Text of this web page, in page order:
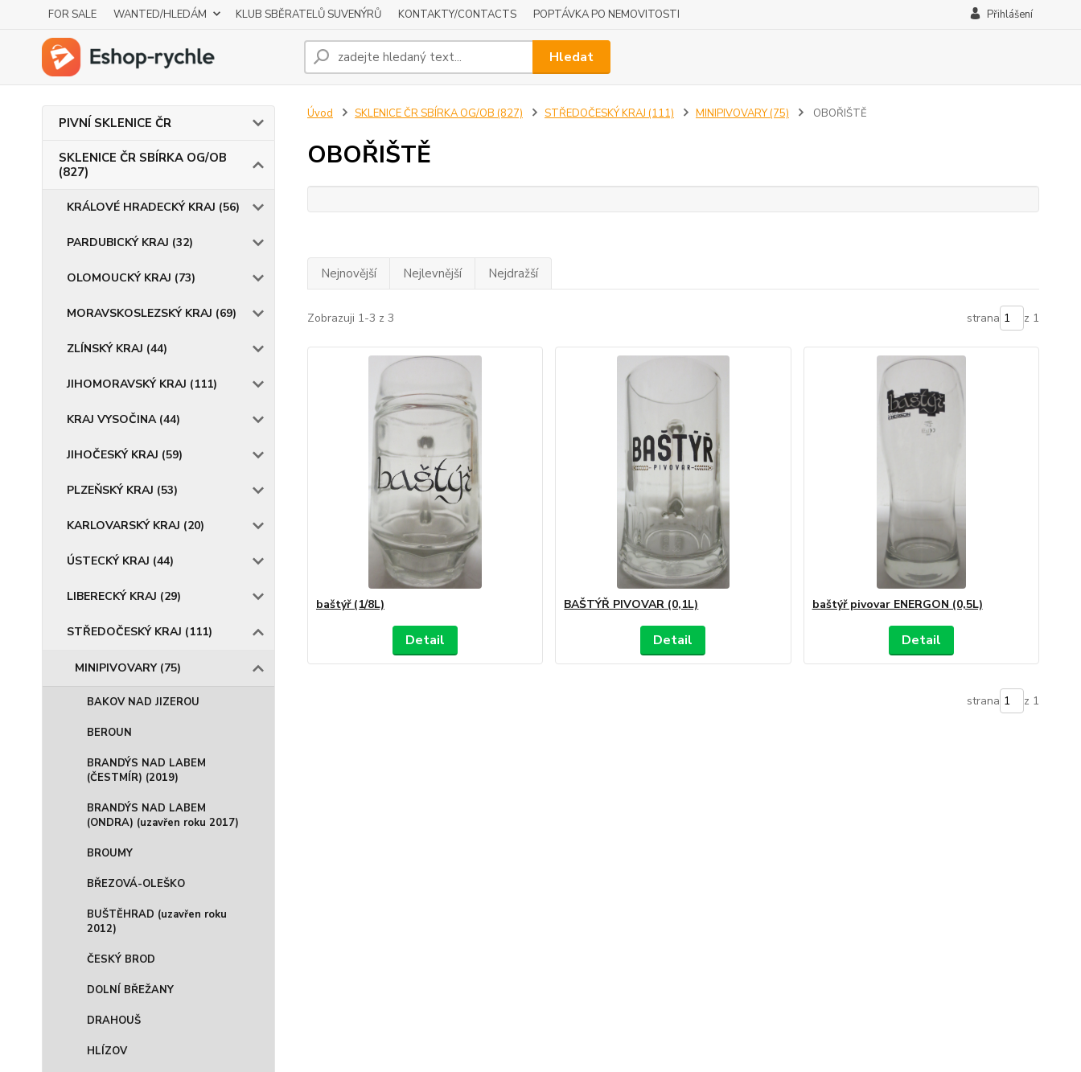
FOR SALE WANTED/HLEDÁM KLUB SBĚRATELŮ SUVENÝRŮ KONTAKTY/CONTACTS POPTÁVKA PO NEMOVITOSTI Přihlášení
Hledat
PIVNÍ SKLENICE ČR
SKLENICE ČR SBÍRKA OG/OB
(827)
KRÁLOVÉ HRADECKÝ KRAJ (56)
PARDUBICKÝ KRAJ (32)
OLOMOUCKÝ KRAJ (73)
MORAVSKOSLEZSKÝ KRAJ (69)
ZLÍNSKÝ KRAJ (44)
JIHOMORAVSKÝ KRAJ (111)
KRAJ VYSOČINA (44)
JIHOČESKÝ KRAJ (59)
PLZEŇSKÝ KRAJ (53)
KARLOVARSKÝ KRAJ (20)
ÚSTECKÝ KRAJ (44)
LIBERECKÝ KRAJ (29)
STŘEDOČESKÝ KRAJ (111)
MINIPIVOVARY (75)
BAKOV NAD JIZEROU
BEROUN
BRANDÝS NAD LABEM
(ČESTMÍR) (2019)
BRANDÝS NAD LABEM
(ONDRA) (uzavřen roku 2017)
BROUMY
BŘEZOVÁ-OLEŠKO
BUŠTĚHRAD (uzavřen roku
2012)
ČESKÝ BROD
DOLNÍ BŘEŽANY
DRAHOUŠ
HLÍZOV
Úvod SKLENICE ČR SBÍRKA OG/OB (827) STŘEDOČESKÝ KRAJ (111) MINIPIVOVARY (75) OBOŘIŠTĚ
OBOŘIŠTĚ
Nejnovější Nejlevnější Nejdražší
Zobrazuji 1-3 z 3 strana z 1
baštýř (1/8L)
Detail
BAŠTÝŘ PIVOVAR (0,1L)
Detail
baštýř pivovar ENERGON (0,5L)
Detail
strana z 1